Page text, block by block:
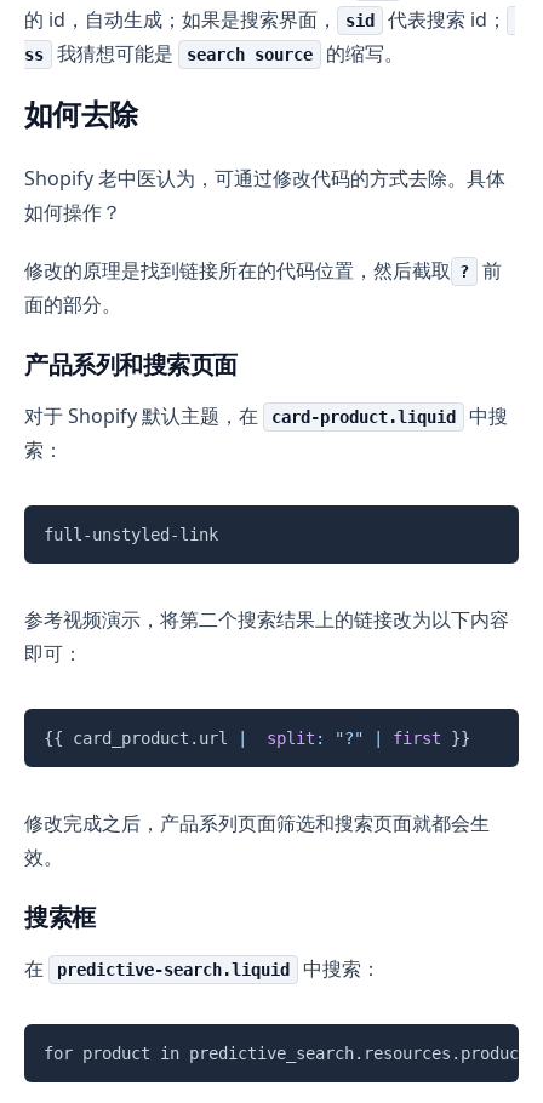
的 id，自动生成；如果是搜索界面，
sid 代表搜索 id；
ss 我猜想可能是 search source 的缩写。
如何去除
Shopify 老中医认为，可通过修改代码的方式去除。具体
如何操作？
修改的原理是找到链接所在的代码位置，然后截取 ?
前
面的部分。
产品系列和搜索页面
对于 Shopify 默认主题，在 card-product.liquid
中搜
索：
full-unstyled-link
参考视频演示，将第二个搜索结果上的链接改为以下内容
即可：
{{ card_product . url split : "?" first }}
修改完成之后，产品系列页面筛选和搜索页面就都会生
效。
搜索框
在 predictive-search.liquid 中搜索：
for product in predictive_search.resources.products
复制